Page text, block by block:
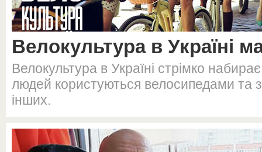
Велокультура в Україні
Велокультура в Україні стрімко
людей користуються велосипедами та
інших.